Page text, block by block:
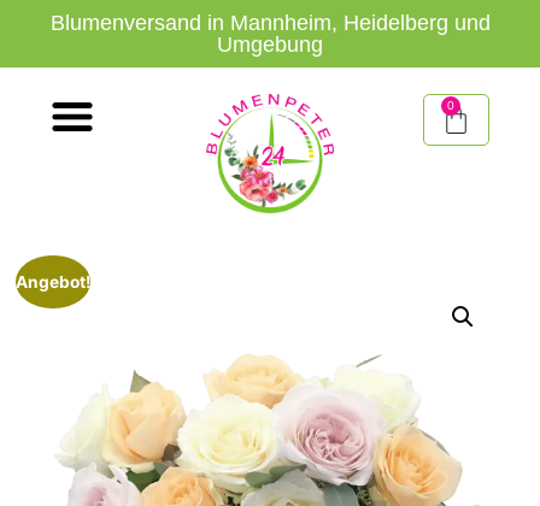
Blumenversand in Mannheim, Heidelberg und
Umgebung
0
Angebot!